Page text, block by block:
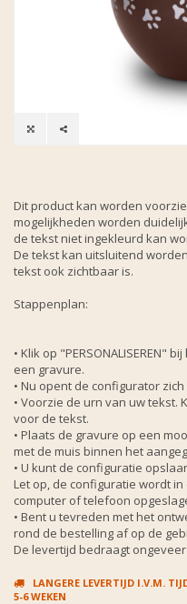
Dit product kan worden
mogelijkheden worden
de tekst niet ingekleurd kan
De tekst kan uitsluitend
tekst ook zichtbaar is.
Stappenplan:
• Klik op "PERSONALISEREN"
een gravure.
• Nu opent de configurator
• Voorzie de urn van uw tekst.
voor de tekst.
• Plaats de gravure op een
met de muis binnen het
• U kunt de configuratie
Let op, de configuratie wordt
computer of telefoon
• Bent u tevreden met het
rond de bestelling af op de
De levertijd bedraagt
LANGERE LEVERTIJD I.V.M.
5-6 WEKEN